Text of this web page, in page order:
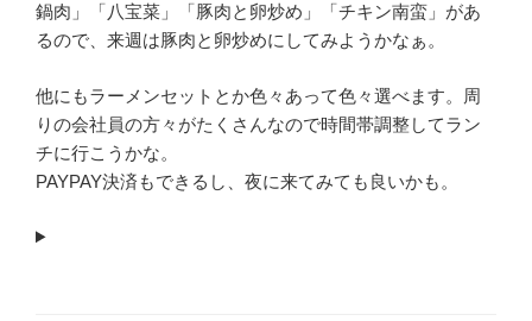
鍋肉」「八宝菜」「豚肉と卵炒め」「チキン南蛮」があ
るので、来週は豚肉と卵炒めにしてみようかなぁ。
他にもラーメンセットとか色々あって色々選べます。周
りの会社員の方々がたくさんなので時間帯調整してラン
チに行こうかな。
PAYPAY決済もできるし、夜に来てみても良いかも。